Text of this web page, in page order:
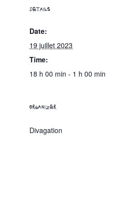
DETAILS
Date:
19 juillet 2023
Time:
18 h 00 min - 1 h 00 min
ORGANIZER
Divagation